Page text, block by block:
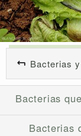
Bacterias
Bacterias
Bacterias